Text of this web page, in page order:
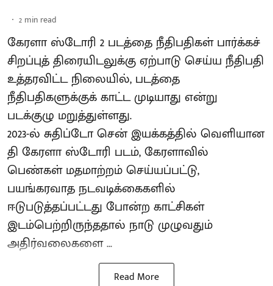
2 min read
கேரளா ஸ்டோரி 2 படத்தை நீதிபதிகள் பார்க்கச்
சிறப்புத் திரையிடலுக்கு ஏற்பாடு செய்ய நீதிபதி
உத்தரவிட்ட நிலையில், படத்தை
நீதிபதிகளுக்குக் காட்ட முடியாது என்று
படக்குழு மறுத்துள்ளது.
2023-ல் சுதிப்டோ சென் இயக்​கத்​தில் வெளியான
தி கேரளா ஸ்டோரி படம், கேரளாவில்
பெண்கள் மதமாற்றம் செய்யப்பட்டு,
பயங்கரவாத நடவடிக்கைகளில்
ஈடுபடுத்தப்பட்டது போன்ற காட்சிகள்
இடம்பெற்றிருந்ததால் நாடு முழுவதும்
அதிர்வலைகளை ...
Read More